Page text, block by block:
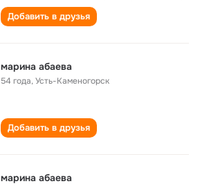
Добавить в друзья
марина абаева
54 года,Усть-Каменогорск
Добавить в друзья
марина абаева